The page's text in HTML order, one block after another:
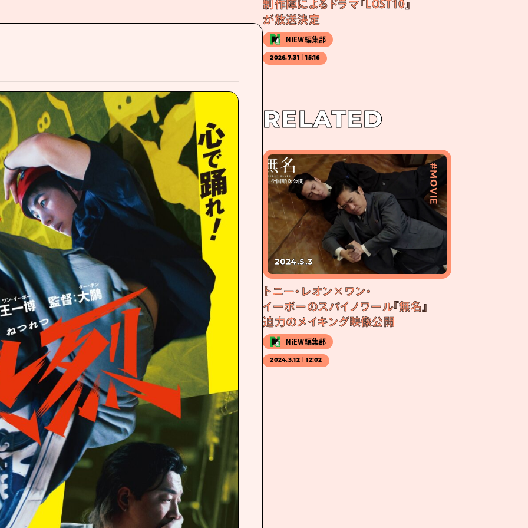
制作陣によるドラマ『LOST10』
が放送決定
NiEW編集部
2026.7.31｜15:16
RELATED
#MOVIE
2024.5.3
トニー・レオン×ワン・
イーボーのスパイノワール『無名』
迫力のメイキング映像公開
NiEW編集部
2024.3.12｜12:02